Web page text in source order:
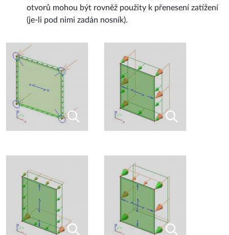
otvorů mohou být rovněž použity k přenesení zatížení
(je-li pod nimi zadán nosník).